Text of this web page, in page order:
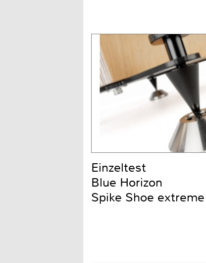
Einzeltest
Blue Horizon
Spike Shoe extreme